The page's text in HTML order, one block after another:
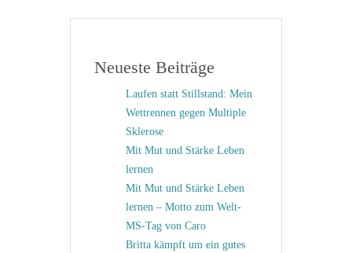
Neueste Beiträge
Laufen statt Stillstand: Mein
Wettrennen gegen Multiple
Sklerose
Mit Mut und Stärke Leben
lernen
Mit Mut und Stärke Leben
lernen – Motto zum Welt-
MS-Tag von Caro
Britta kämpft um ein gutes